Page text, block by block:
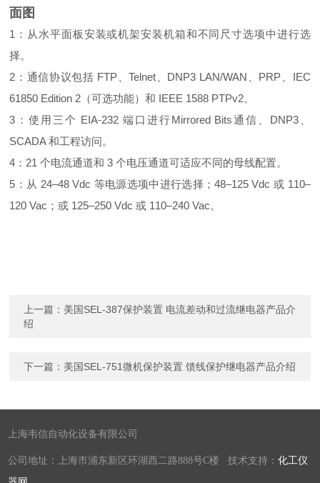
面图
1：从水平面板安装或机架安装机箱和不同尺寸选项中进行选
择。
2：通信协议包括 FTP、Telnet、DNP3 LAN/WAN、PRP、IEC
61850 Edition 2（可选功能）和 IEEE 1588 PTPv2。
3：使用三个 EIA-232 端口进行Mirrored Bits通信、DNP3、
SCADA 和工程访问。
4：21 个电流通道和 3 个电压通道可适应不同的母线配置。
5：从 24–48 Vdc 等电源选项中进行选择；48–125 Vdc 或 110–
120 Vac；或 125–250 Vdc 或 110–240 Vac。
上一篇： 美国SEL-387保护装置 电流差动和过流继电器产品介
绍
下一篇： 美国SEL-751微机保护装置 馈线保护继电器产品介绍
上海韦信自动化设备有限公司
公司地址：上海市浦东新区环湖西二路888号C楼 技术支持：化工仪